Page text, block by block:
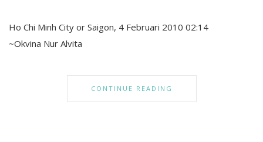
Ho Chi Minh City or Saigon, 4 Februari 2010 02:14
~Okvina Nur Alvita
CONTINUE READING